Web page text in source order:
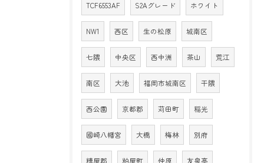
TCF6553AF S2Aグレード ホワイト
NW1 西区 生の松原 城南区
七隈 中央区 西中洲 茶山 荒江
南区 大池 福岡市城南区 干隈
西公園 京都郡 苅田町 稲光
國崎八幡宮 大橋 梅林 別府
糟屋郡 粕屋町 仲原 友泉亭